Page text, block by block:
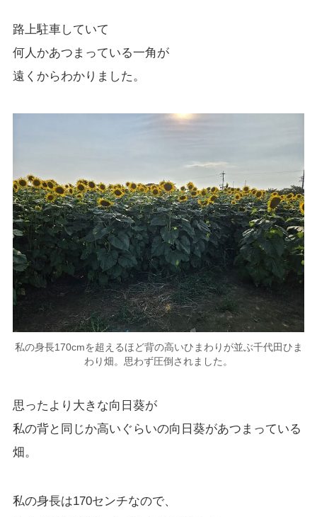
路上駐車していて
何人かあつまっている一角が
遠くからわかりました。
私の身長170cmを超えるほど背の高いひまわりが並ぶ千代田ひま
わり畑。思わず圧倒されました。
思ったより大きな向日葵が
私の背と同じか高いぐらいの向日葵があつまっている
畑。
私の身長は170センチなので、